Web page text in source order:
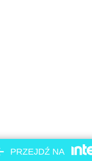
PRZEJDŹ NA